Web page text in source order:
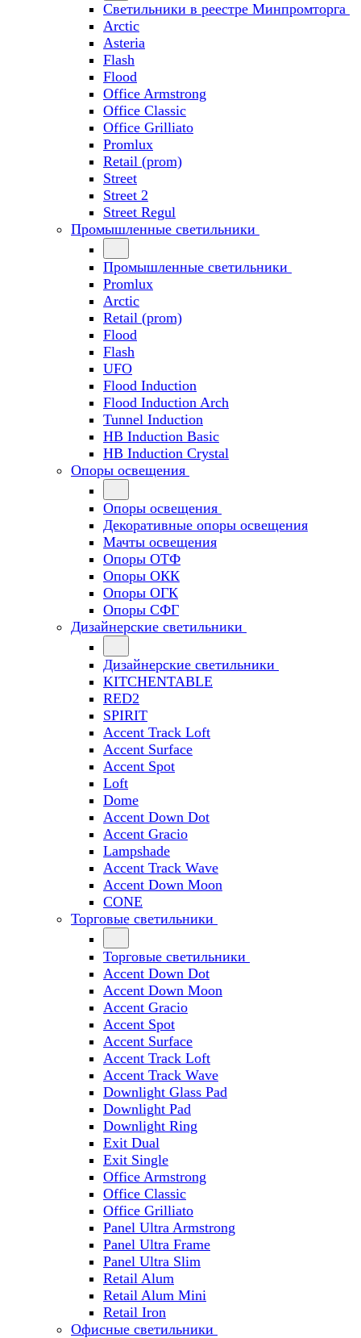
Светильники в реестре Минпромторга
Arctic
Asteria
Flash
Flood
Office Armstrong
Office Classic
Office Grilliato
Promlux
Retail (prom)
Street
Street 2
Street Regul
Промышленные светильники
Промышленные светильники
Promlux
Arctic
Retail (prom)
Flood
Flash
UFO
Flood Induction
Flood Induction Arch
Tunnel Induction
HB Induction Basic
HB Induction Crystal
Опоры освещения
Опоры освещения
Декоративные опоры освещения
Мачты освещения
Опоры ОТФ
Опоры ОКК
Опоры ОГК
Опоры СФГ
Дизайнерские светильники
Дизайнерские светильники
KITCHENTABLE
RED2
SPIRIT
Accent Track Loft
Accent Surface
Accent Spot
Loft
Dome
Accent Down Dot
Accent Gracio
Lampshade
Accent Track Wave
Accent Down Moon
CONE
Торговые светильники
Торговые светильники
Accent Down Dot
Accent Down Moon
Accent Gracio
Accent Spot
Accent Surface
Accent Track Loft
Accent Track Wave
Downlight Glass Pad
Downlight Pad
Downlight Ring
Exit Dual
Exit Single
Office Armstrong
Office Classic
Office Grilliato
Panel Ultra Armstrong
Panel Ultra Frame
Panel Ultra Slim
Retail Alum
Retail Alum Mini
Retail Iron
Офисные светильники